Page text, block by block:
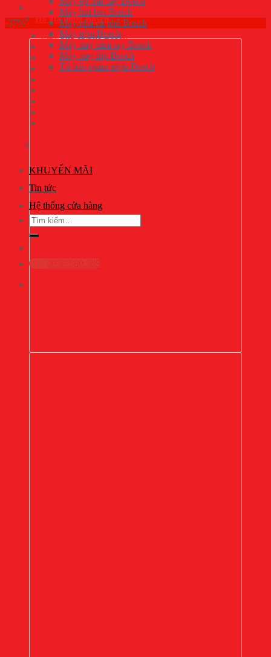
Đồ gia dụng Bosch
Máy pha cà phê Bosch
Máy trộn Bosch
Máy hút bụi Bosch
Bình siêu tốc Bosch
KHUYẾN MÃI
Tin tức
Hệ thống cửa hàng
Tìm
kiếm:
Máy hút bụi Bosch
Máy pha cà phê Bosch
Máy trộn Bosch
Máy xay cầm tay Bosch
Máy xay thịt Bosch
Tủ bảo quản rượu Bosch
-37%